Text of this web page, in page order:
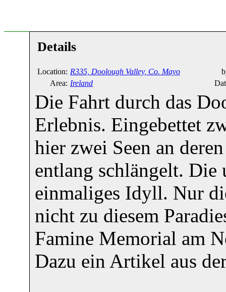
Details
Location: R335, Doolough Valley, Co. Mayo
Area: Ireland
Die Fahrt durch das
Erlebnis. Eingebettet
hier zwei Seen an
entlang schlängelt.
einmaliges Idyll. Nur
nicht zu diesem
Famine Memorial am
Dazu ein Artikel aus